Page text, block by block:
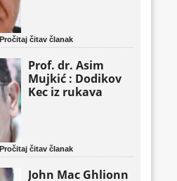
Pročitaj čitav članak
Prof. dr. Asim
Mujkić : Dodikov
Kec iz rukava
Pročitaj čitav članak
John Mac Ghlionn